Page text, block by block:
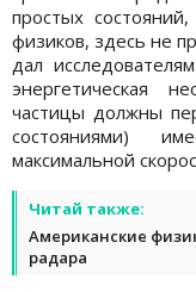
простых
физиков, здесь не
дал
энергетическая
частицы должны
состояниями)
максимальной
Читай также:
Американские
радара